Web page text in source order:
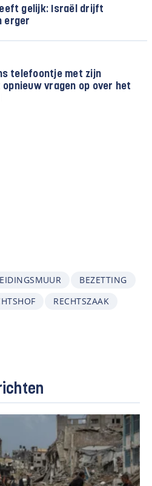
gelijk: Israël drijft
erger
telefoontje met zijn
vragen op over het
BEZETTING
RECHTSZAAK